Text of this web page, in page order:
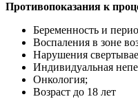
Противопоказания к
Беременность и
Воспаления в зоне
Нарушения
Индивидуальная
Онкология;
Возраст до 18 лет